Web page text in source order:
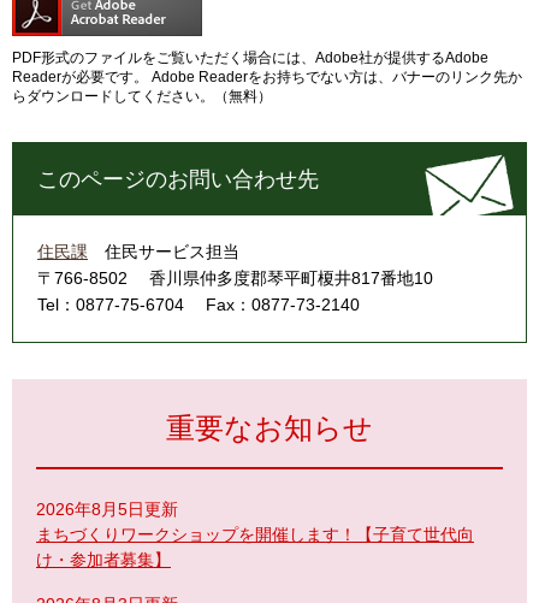
PDF形式のファイルをご覧いただく場合には、Adobe社が提供するAdobe
Readerが必要です。
Adobe Readerをお持ちでない方は、バナーのリンク先か
らダウンロードしてください。（無料）
このページのお問い合わせ先
住民課
住民サービス担当
〒766-8502
香川県仲多度郡琴平町榎井817番地10
Tel：0877-75-6704
Fax：0877-73-2140
重要なお知らせ
2026年8月5日更新
まちづくりワークショップを開催します！【子育て世代向
け・参加者募集】